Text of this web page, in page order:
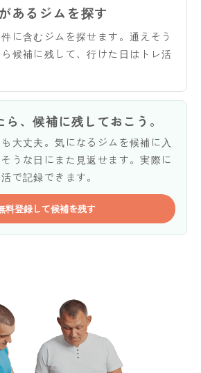
あるジムを探す
に含むジムを探せます。通えそう
候補に残して、行けた日はトレ活
、候補に残しておこう。
大丈夫。気になるジムを候補に入
うな日にまた見返せます。実際に
で記録できます。
料登録して候補を残す